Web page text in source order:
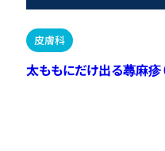
皮膚科
太ももにだけ出る蕁麻疹